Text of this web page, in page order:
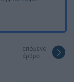
επόμενο
άρθρο